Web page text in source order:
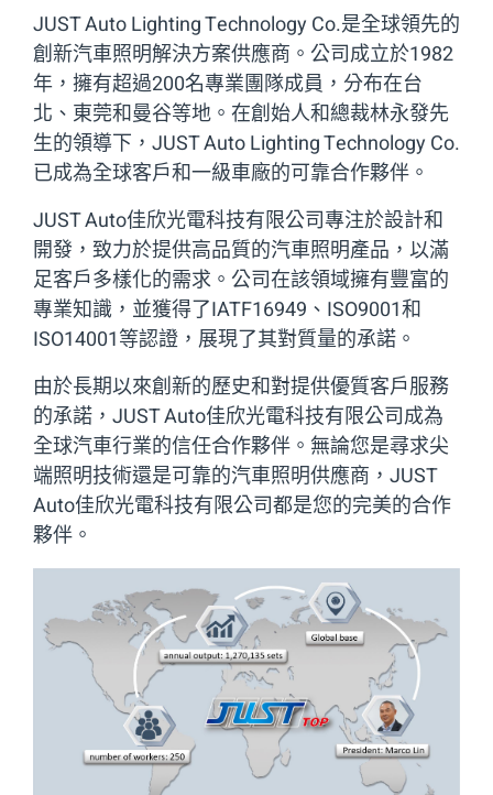
JUST Auto Lighting Technology Co.是全球領先的
創新汽車照明解決方案供應商。公司成立於1982
年，擁有超過200名專業團隊成員，分布在台
北、東莞和曼谷等地。在創始人和總裁林永發先
生的領導下，JUST Auto Lighting Technology Co.
已成為全球客戶和一級車廠的可靠合作夥伴。
JUST Auto佳欣光電科技有限公司專注於設計和
開發，致力於提供高品質的汽車照明產品，以滿
足客戶多樣化的需求。公司在該領域擁有豐富的
專業知識，並獲得了IATF16949、ISO9001和
ISO14001等認證，展現了其對質量的承諾。
由於長期以來創新的歷史和對提供優質客戶服務
的承諾，JUST Auto佳欣光電科技有限公司成為
全球汽車行業的信任合作夥伴。無論您是尋求尖
端照明技術還是可靠的汽車照明供應商，JUST
Auto佳欣光電科技有限公司都是您的完美的合作
夥伴。